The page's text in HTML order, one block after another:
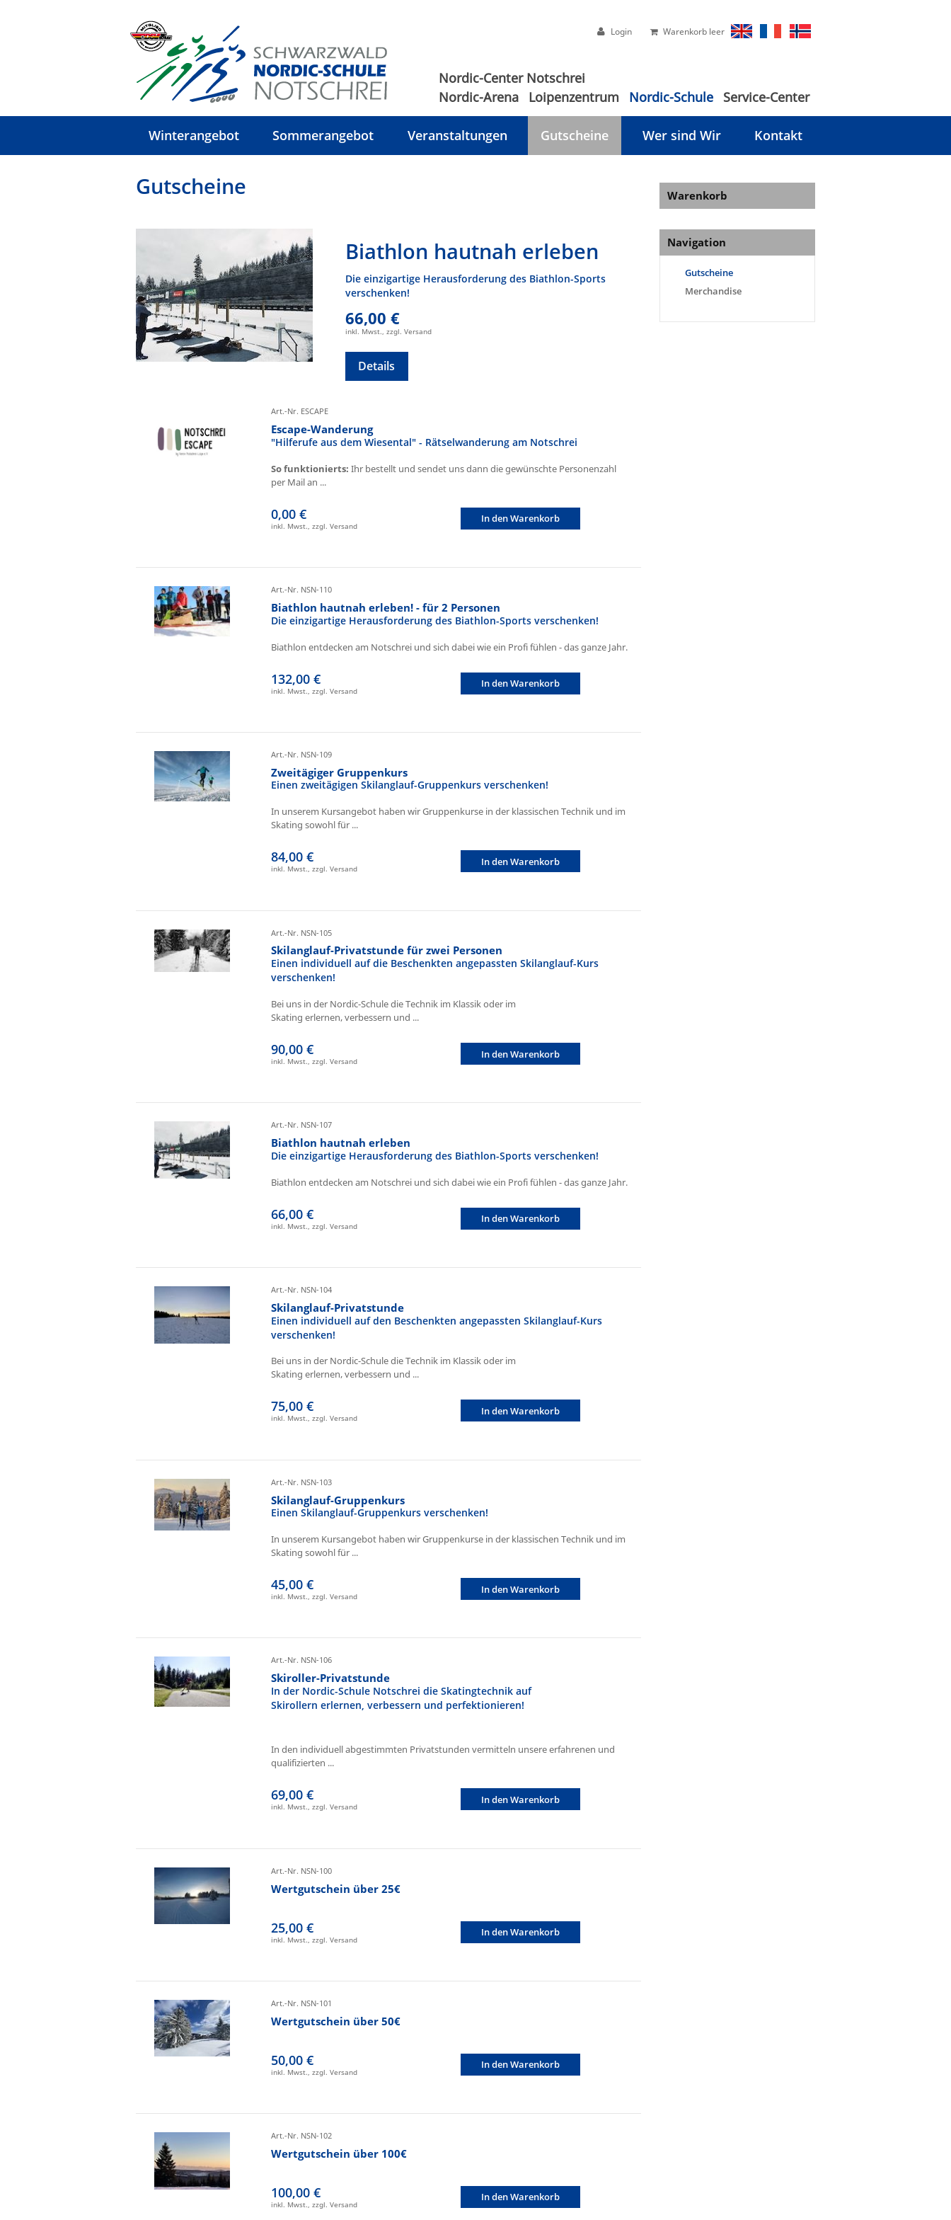
Login Warenkorb leer
Nordic-Center Notschrei
Nordic-Arena
Loipenzentrum Nordic-Schule Service-Center
Winterangebot Sommerangebot Veranstaltungen Gutscheine Wer sind Wir Kontakt
Gutscheine
Biathlon hautnah erleben
Die einzigartige Herausforderung des Biathlon-Sports
verschenken!
66,00 €
inkl. Mwst., zzgl. Versand
Details
Art.-Nr. ESCAPE
Escape-Wanderung
"Hilferufe aus dem Wiesental" - Rätselwanderung am Notschrei
So funktionierts: Ihr bestellt und sendet uns dann die gewünschte Personenzahl
per Mail an ...
0,00 €
inkl. Mwst., zzgl. Versand
In den Warenkorb
Art.-Nr. NSN-110
Biathlon hautnah erleben! - für 2 Personen
Die einzigartige Herausforderung des Biathlon-Sports verschenken!
Biathlon entdecken am Notschrei und sich dabei wie ein Profi fühlen - das ganze Jahr.
132,00 €
inkl. Mwst., zzgl. Versand
In den Warenkorb
Art.-Nr. NSN-109
Zweitägiger Gruppenkurs
Einen zweitägigen Skilanglauf-Gruppenkurs verschenken!
In unserem Kursangebot haben wir Gruppenkurse in der klassischen Technik und im
Skating sowohl für ...
84,00 €
inkl. Mwst., zzgl. Versand
In den Warenkorb
Art.-Nr. NSN-105
Skilanglauf-Privatstunde für zwei Personen
Einen individuell auf die Beschenkten angepassten Skilanglauf-Kurs
verschenken!
Bei uns in der Nordic-Schule die Technik im Klassik oder im
Skating erlernen, verbessern und ...
90,00 €
inkl. Mwst., zzgl. Versand
In den Warenkorb
Art.-Nr. NSN-107
Biathlon hautnah erleben
Die einzigartige Herausforderung des Biathlon-Sports verschenken!
Biathlon entdecken am Notschrei und sich dabei wie ein Profi fühlen - das ganze Jahr.
66,00 €
inkl. Mwst., zzgl. Versand
In den Warenkorb
Art.-Nr. NSN-104
Skilanglauf-Privatstunde
Einen individuell auf den Beschenkten angepassten Skilanglauf-Kurs
verschenken!
Bei uns in der Nordic-Schule die Technik im Klassik oder im
Skating erlernen, verbessern und ...
75,00 €
inkl. Mwst., zzgl. Versand
In den Warenkorb
Art.-Nr. NSN-103
Skilanglauf-Gruppenkurs
Einen Skilanglauf-Gruppenkurs verschenken!
In unserem Kursangebot haben wir Gruppenkurse in der klassischen Technik und im
Skating sowohl für ...
45,00 €
inkl. Mwst., zzgl. Versand
In den Warenkorb
Art.-Nr. NSN-106
Skiroller-Privatstunde
In der Nordic-Schule Notschrei die Skatingtechnik auf
Skirollern erlernen, verbessern und perfektionieren!
In den individuell abgestimmten Privatstunden vermitteln unsere erfahrenen und
qualifizierten ...
69,00 €
inkl. Mwst., zzgl. Versand
In den Warenkorb
Art.-Nr. NSN-100
Wertgutschein über 25€
25,00 €
inkl. Mwst., zzgl. Versand
In den Warenkorb
Art.-Nr. NSN-101
Wertgutschein über 50€
50,00 €
inkl. Mwst., zzgl. Versand
In den Warenkorb
Art.-Nr. NSN-102
Wertgutschein über 100€
100,00 €
inkl. Mwst., zzgl. Versand
In den Warenkorb
Warenkorb
Navigation
Gutscheine
Merchandise